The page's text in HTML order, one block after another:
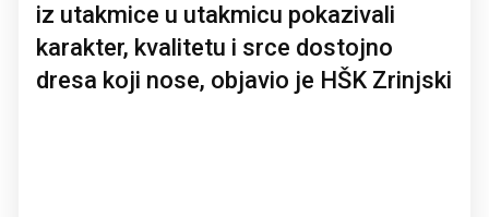
iz utakmice u utakmicu pokazivali
karakter, kvalitetu i srce dostojno
dresa koji nose, objavio je HŠK Zrinjski